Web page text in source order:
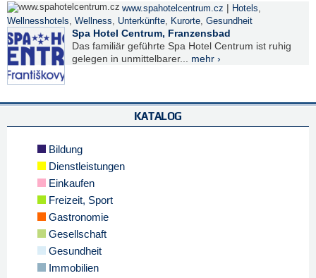
www.spahotelcentrum.cz | Hotels,
Wellnesshotels, Wellness, Unterkünfte, Kurorte, Gesundheit
Spa Hotel Centrum, Franzensbad
Das familiär geführte Spa Hotel Centrum ist ruhig
gelegen in unmittelbarer... mehr ›
KATALOG
Bildung
Dienstleistungen
Einkaufen
Freizeit, Sport
Gastronomie
Gesellschaft
Gesundheit
Immobilien